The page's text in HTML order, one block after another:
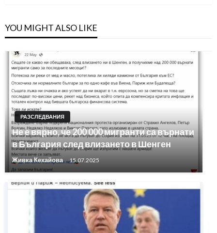
YOU MIGHT ALSO LIKE
РАЗСЛЕДВАНИЯ
Не е вярно, че 200 000 мигранти са върнати
в България след влизането в Шенген
Живка Кехайова 15.07.2025